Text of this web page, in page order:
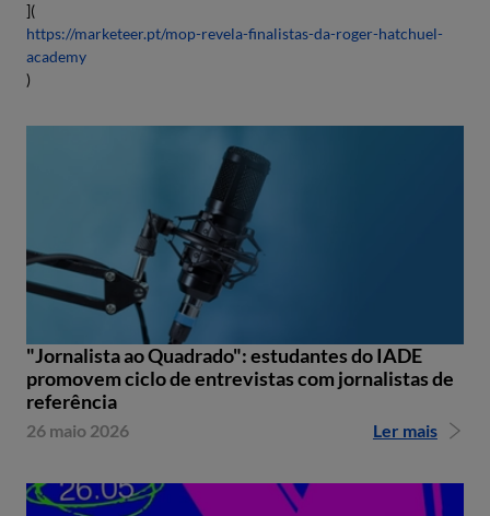
](
https://marketeer.pt/mop-revela-finalistas-da-roger-hatchuel-
academy
)
"Jornalista ao Quadrado": estudantes do IADE
promovem ciclo de entrevistas com jornalistas de
referência
26 maio 2026 Ler mais